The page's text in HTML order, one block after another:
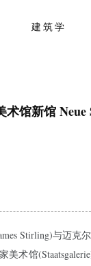
建筑学
馆新馆 Neue
Stirling)与迈克
美术馆